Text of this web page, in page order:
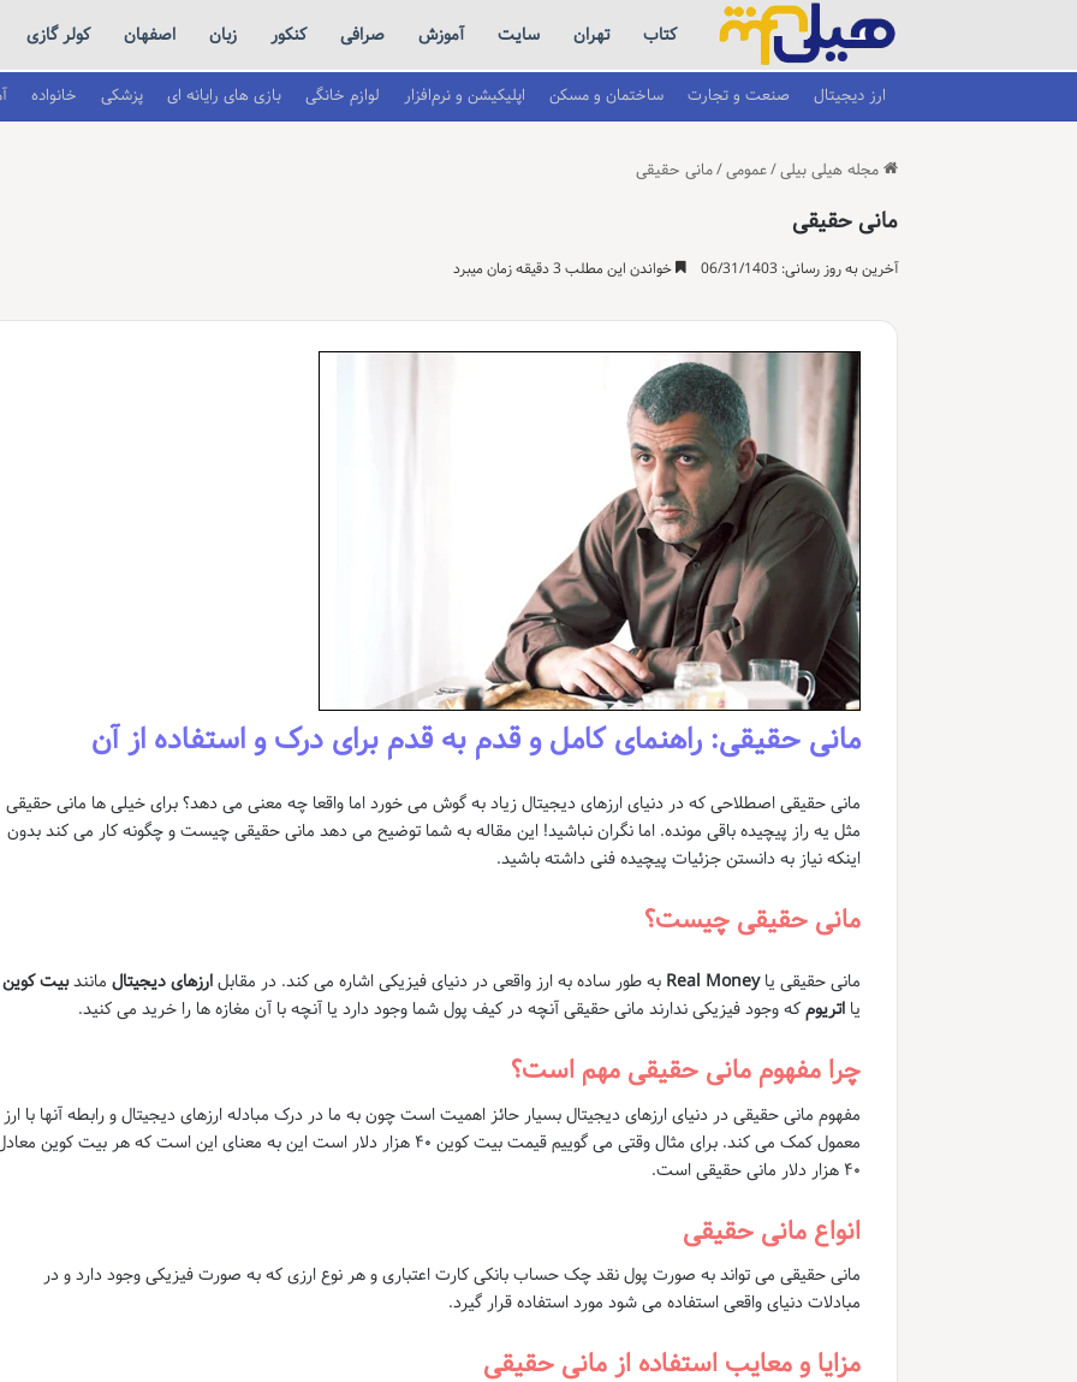
کتاب تهران سایت آموزش صرافی کنکور زبان اصفهان کولر گازی
ارز دیجیتال صنعت و تجارت ساختمان و مسکن اپلیکیشن و نرم‌افزار لوازم خانگی بازی های رایانه ای پزشکی خانواده
مجله هیلی بیلی/عمومی/مانی حقیقی
مانی حقیقی
آخرین به روز رسانی: 06/31/1403 خواندن این مطلب 3 دقیقه زمان میبرد
مانی حقیقی: راهنمای کامل و قدم به قدم برای درک و استفاده از آن
مانی حقیقی اصطلاحی که در دنیای ارزهای دیجیتال زیاد به گوش می خورد اما واقعا چه معنی می دهد؟ برای خیلی ها مانی حقیقی
مثل یه راز پیچیده باقی مونده. اما نگران نباشید! این مقاله به شما توضیح می دهد مانی حقیقی چیست و چگونه کار می کند بدون
اینکه نیاز به دانستن جزئیات پیچیده فنی داشته باشید.
مانی حقیقی چیست؟
مانی حقیقی یاReal Money به طور ساده به ارز واقعی در دنیای فیزیکی اشاره می کند. در مقابلارزهای دیجیتال مانندبیت کوین
یااتریومکه وجود فیزیکی ندارند مانی حقیقی آنچه در کیف پول شما وجود دارد یا آنچه با آن مغازه ها را خرید می کنید.
چرا مفهوم مانی حقیقی مهم است؟
مفهوم مانی حقیقی در دنیای ارزهای دیجیتال بسیار حائز اهمیت است چون به ما در درک مبادله ارزهای دیجیتال و رابطه آنها با ارز
معمول کمک می کند. برای مثال وقتی می گوییم قیمت بیت کوین ۴۰ هزار دلار است این به معنای این است که هر بیت کوین
۴۰ هزار دلار مانی حقیقی است.
انواع مانی حقیقی
مانی حقیقی می تواند به صورت پول نقد چک حساب بانکی کارت اعتباری و هر نوع ارزی که به صورت فیزیکی وجود دارد و در
مبادلات دنیای واقعی استفاده می شود مورد استفاده قرار گیرد.
مزایا و معایب استفاده از مانی حقیقی